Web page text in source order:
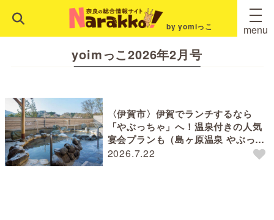
by yomiっこ menu
yoimっこ2026年2月号
2026.7.22
〈伊賀市〉伊賀でランチするなら
「やぶっちゃ」へ！温泉付きの人気
宴会プランも（島ヶ原温泉 やぶっち
ゃの湯）